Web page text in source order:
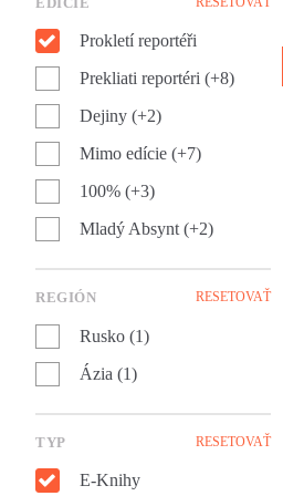
Prokletí reportéři
Prekliati reportéri (+8)
Dejiny (+2)
Mimo edície (+7)
100% (+3)
Mladý Absynt (+2)
REGIÓN RESETOVAŤ
Rusko (1)
Ázia (1)
TYP RESETOVAŤ
E-Knihy